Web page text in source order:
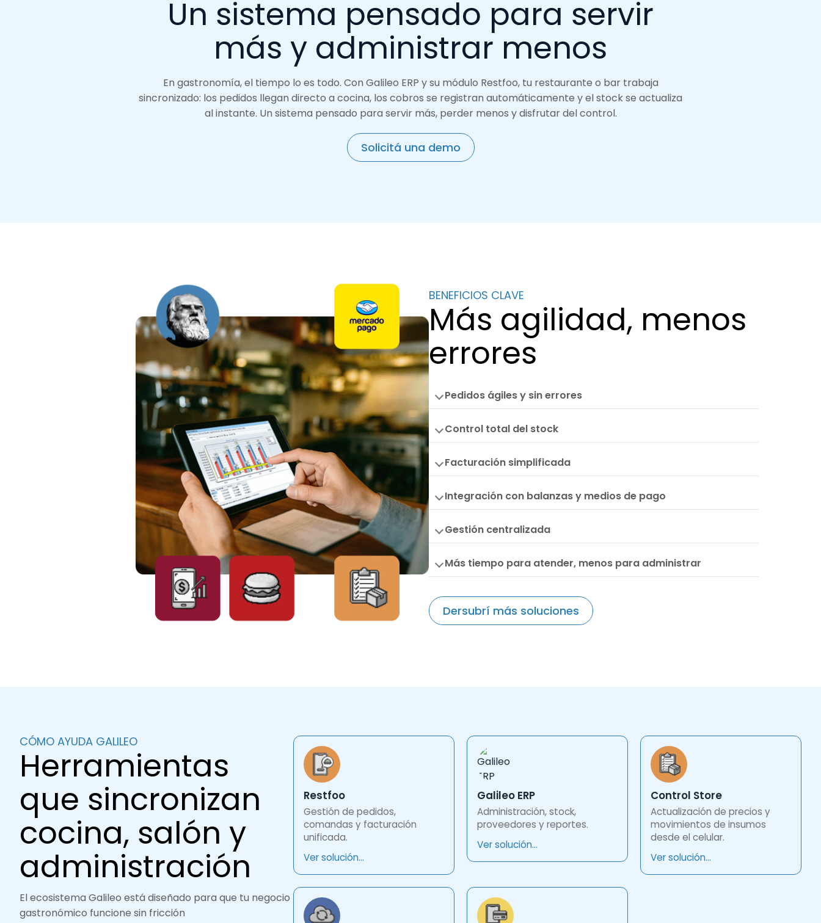
Un sistema pensado para servir
más y administrar menos
En gastronomía, el tiempo lo es todo. Con Galileo ERP y su módulo Restfoo, tu restaurante o bar trabaja
sincronizado: los pedidos llegan directo a cocina, los cobros se registran automáticamente y el stock se actualiza
al instante. Un sistema pensado para servir más, perder menos y disfrutar del control.
Solicitá una demo
BENEFICIOS CLAVE
Más agilidad, menos
errores
Pedidos ágiles y sin errores
Control total del stock
Facturación simplificada
Integración con balanzas y medios de pago
Gestión centralizada
Más tiempo para atender, menos para administrar
Dersubrí más soluciones
CÓMO AYUDA GALILEO
Herramientas
que sincronizan
cocina, salón y
administración
El ecosistema Galileo está diseñado para que tu negocio
gastronómico funcione sin fricción
Restfoo
Gestión de pedidos,
comandas y facturación
unificada.
Ver solución...
Galileo ERP
Administración, stock,
proveedores y reportes.
Ver solución...
Control Store
Actualización de precios y
movimientos de insumos
desde el celular.
Ver solución...